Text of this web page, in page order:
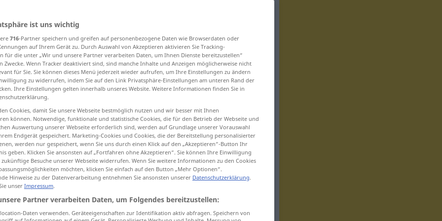
atingir tomar, fazer
treffen (≈ erraten)a. FIG
treffen Schuss, Schlaga.
treffen auf AKK Licht
treffen(≈ verwunden)
ist uns wichtig
716-Partner speichern und greifen auf personenbezogene Daten wie Browserdaten oder
auf Ihrem Gerät zu. Durch Auswahl von Akzeptieren aktivieren Sie Tracking-
für die unter „Wir und unsere Partner verarbeiten Daten, um Ihnen Dienste bereitzustellen“
Zwecke. Wenn Tracker deaktiviert sind, sind manche Inhalte und Anzeigen möglicherweise nicht
für Sie. Sie können dieses Menü jederzeit wieder aufrufen, um Ihre Einstellungen zu ändern
zu widerrufen, indem Sie auf den Link Privatsphäre-Einstellungen am unteren Rand der
Ihre Einstellungen gelten innerhalb unseres Website. Weitere Informationen finden Sie in
Cookies, damit Sie unsere Webseite bestmöglich nutzen und wir besser mit Ihnen
können. Notwendige, funktionale und statistische Cookies, die für den Betrieb der Webseite und
Auswertung unserer Webseite erforderlich sind, werden auf Grundlage unserer Vorauswahl
Endgerät gespeichert. Marketing-Cookies und Cookies, die der Bereitstellung personalisierter
werden nur gespeichert, wenn Sie uns durch einen Klick auf den „Akzeptieren“-Button Ihr
geben. Klicken Sie ansonsten auf „Fortfahren ohne Akzeptieren“. Sie können Ihre Einwilligung
Besuche unserer Webseite widerrufen. Wenn Sie weitere Informationen zu den Cookies
möchten, klicken Sie einfach auf den Button „Mehr Optionen“.
Hinweise zu der Datenverarbeitung entnehmen Sie ansonsten unserer Datenschutzerklärung.
unser Impressum.
Partner verarbeiten Daten, um Folgendes bereitzustellen:
Daten verwenden. Geräteeigenschaften zur Identifikation aktiv abfragen. Speichern von